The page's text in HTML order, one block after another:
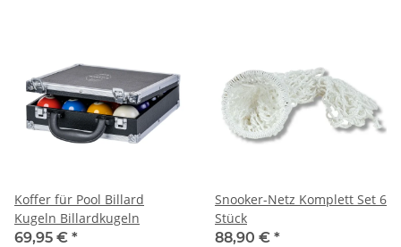
Koffer für Pool Billard
Kugeln Billardkugeln
69,95 € *
Snooker-Netz Komplett Set 6
Stück
88,90 € *